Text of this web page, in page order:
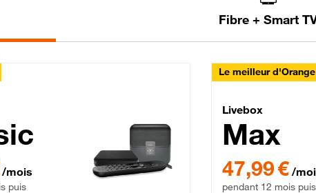
Fibre + Smart
Classic Fibre
pendant 12 mois puis 42,99 € par mois, Engagement 12 mois
/mois
puis
Le meilleur d'Orange
Livebox
Livebox
Max
47,99 € par mois
47,99 € /
pendant 12 mois puis